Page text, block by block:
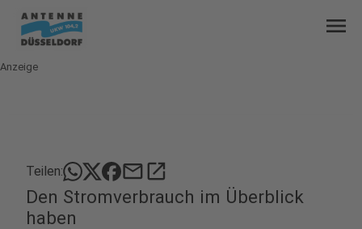
menu
Anzeige
Teilen: mailopen_in_new
Den Stromverbrauch im Überblick
haben